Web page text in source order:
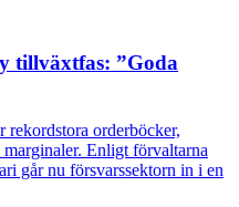
tillväxtfas: ”Goda
rekordstora orderböcker,
Enligt förvaltarna
går nu försvarssektorn in i en